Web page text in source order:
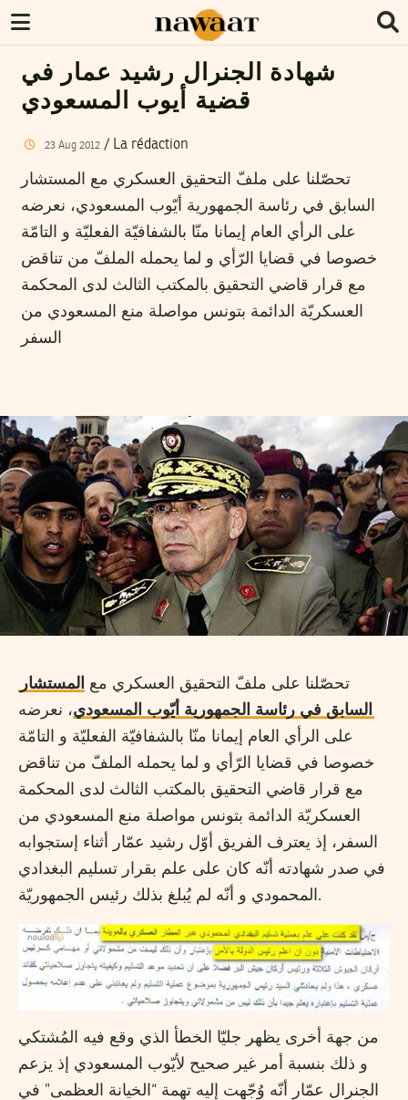
شهادة الجنرال رشيد عمار في
قضية أيوب المسعودي
23 Aug 2012/ La rédaction
تحصّلنا على ملفّ التحقيق العسكري مع المستشار
السابق في رئاسة الجمهورية أيّوب المسعودي، نعرضه
على الرأي العام إيمانا منّا بالشفافيّة الفعليّة و التامّة
خصوصا في قضايا الرّأي و لما يحمله الملفّ من تناقض
مع قرار قاضي التحقيق بالمكتب الثالث لدى المحكمة
العسكريّة الدائمة بتونس مواصلة منع المسعودي من
السفر
تحصّلنا على ملفّ التحقيق العسكري مع
المستشار
السابق في رئاسة الجمهورية أيّوب المسعودي، نعرضه
على الرأي العام إيمانا منّا بالشفافيّة الفعليّة و التامّة
خصوصا في قضايا الرّأي و لما يحمله الملفّ من تناقض
مع قرار قاضي التحقيق بالمكتب الثالث لدى المحكمة
العسكريّة الدائمة بتونس مواصلة منع المسعودي من
السفر، إذ يعترف الفريق أوّل رشيد عمّار أثناء إستجوابه
في صدر شهادته أنّه كان على علم بقرار تسليم البغدادي
المحمودي و أنّه لم يُبلغ بذلك رئيس الجمهوريّة.
من جهة أخرى يظهر جليّا الخطأ الذي وقع فيه المُشتكي
و ذلك بنسبة أمر غير صحيح لأيّوب المسعودي إذ يزعم
الجنرال عمّار أنّه وُجّهت إليه تهمة “الخيانة العظمى” في